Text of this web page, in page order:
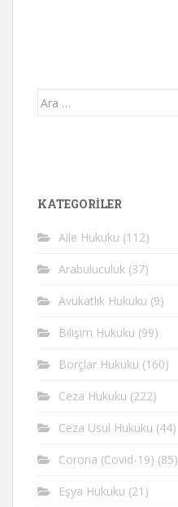
Arama
KATEGORİLER
Aile Hukuku (112)
Arabuluculuk (37)
Avukatlık Hukuku (9)
Bilişim Hukuku (99)
Borçlar Hukuku (160)
Ceza Hukuku (222)
Ceza Usul Hukuku (44)
Corona (Covid-19) (85)
Eşya Hukuku (21)